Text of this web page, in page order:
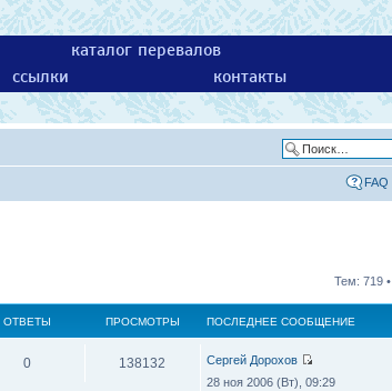
каталог перевалов
ссылки контакты
FAQ
Тем: 719 •
ОТВЕТЫ ПРОСМОТРЫ ПОСЛЕДНЕЕ СООБЩЕНИЕ
0 138132
Сергей Дорохов
28 ноя 2006 (Вт), 09:29